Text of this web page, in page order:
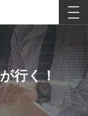
行く！